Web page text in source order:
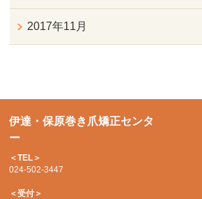
2017年11月
伊達・保原巻き爪矯正センタ
ー
＜TEL＞
024-502-3447
＜受付＞